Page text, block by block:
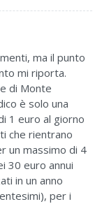
ma il punto
mi riporta.
di Monte
è solo una
1 euro al giorno
che rientrano
un massimo di 4
30 euro annui
in un anno
per i